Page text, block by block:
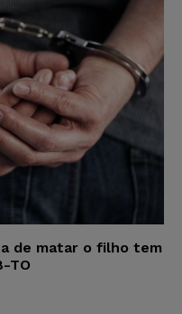
de matar o filho tem
TO